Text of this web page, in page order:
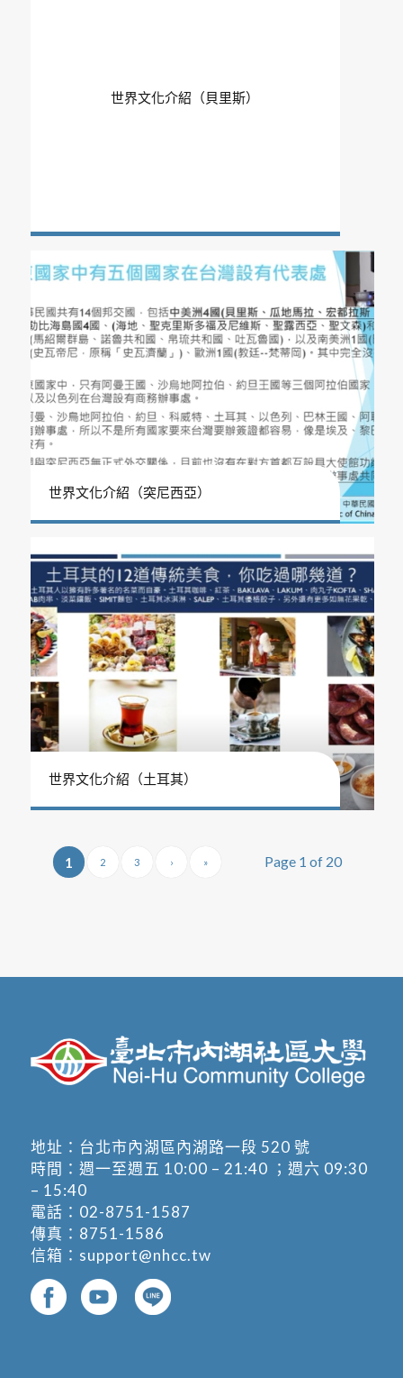
世界文化介紹（貝里斯）
世界文化介紹（突尼西亞）
世界文化介紹（土耳其）
Page 1 of 20
1 2 3 › »
地址： 台北市內湖區內湖路一段 520 號
時間：週一至週五 10:00 – 21:40 ；週六 09:30
– 15:40
電話： 02-8751-1587
傳真：8751-1586
信箱： support@nhcc.tw